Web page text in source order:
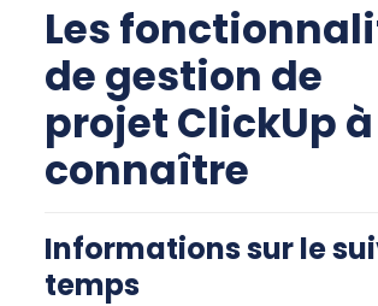
Les
de gestion de
projetClickUpà
connaître
Informations sur le
temps